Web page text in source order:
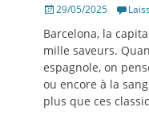
Posté29/05/2025
Barcelona, la
mille saveurs.
espagnole, on
ou encore à la
plus que ces